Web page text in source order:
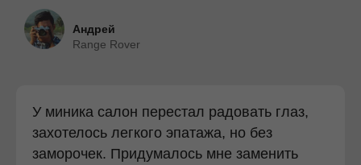
Андрей
Range Rover
У миника салон перестал радовать глаз,
захотелось легкого эпатажа, но без
заморочек. Придумалось мне заменить